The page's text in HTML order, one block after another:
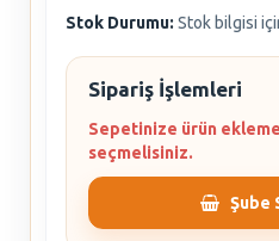
Stok Durumu: Stok bilgisi
Sipariş İşlemleri
Sepetinize ürün
seçmelisiniz.
Şube